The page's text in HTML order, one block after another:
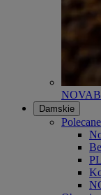
Damskie
Polecane